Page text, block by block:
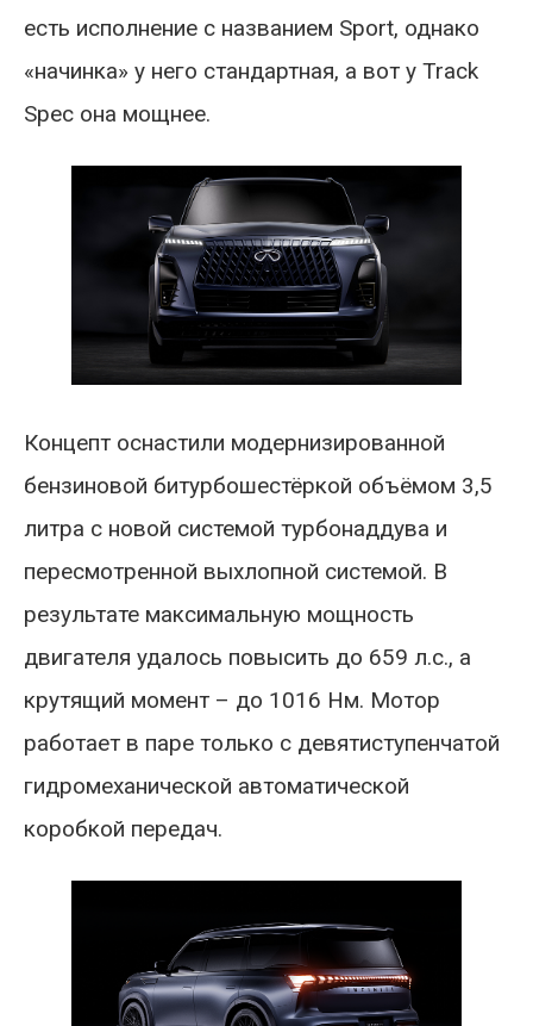
есть исполнение с названием Sport, однако
«начинка» у него стандартная, а вот у Track
Spec она мощнее.
Концепт оснастили модернизированной
бензиновой битурбошестёркой объёмом 3,5
литра с новой системой турбонаддува и
пересмотренной выхлопной системой. В
результате максимальную мощность
двигателя удалось повысить до 659 л.с., а
крутящий момент – до 1016 Нм. Мотор
работает в паре только с девятиступенчатой
гидромеханической автоматической
коробкой передач.